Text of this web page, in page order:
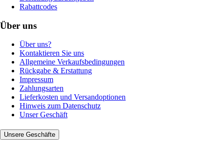
Rabattcodes
Über uns
Über uns?
Kontaktieren Sie uns
Allgemeine Verkaufsbedingungen
Rückgabe & Erstattung
Impressum
Zahlungsarten
Lieferkosten und Versandoptionen
Hinweis zum Datenschutz
Unser Geschäft
Unsere Geschäfte